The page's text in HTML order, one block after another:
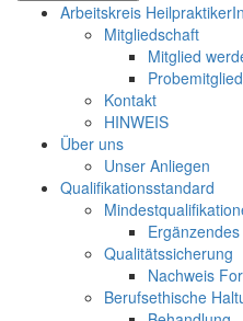
Arbeitskreis
Mitgliedschaft
Mitglied
Kontakt
HINWEIS
Über uns
Unser Anliegen
Qualifikationsstandard
Ergänzendes
Qualitätssicherung
Nachweis
Berufsethische